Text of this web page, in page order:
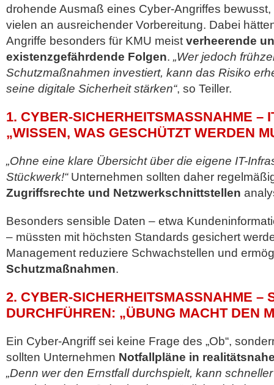
drohende Ausmaß eines Cyber-Angriffes
vielen an ausreichender Vorbereitung. Dabei
Angriffe besonders für KMU meist verheerende
existenzgefährdende Folgen. „Wer jedoch
Schutzmaßnahmen investiert, kann das Risiko
seine digitale Sicherheit stärken“, so Teiller.
1. CYBER-SICHERHEITSMASSNAHME –
WISSEN, WAS GESCHÜTZT WERDEN
„Ohne eine klare Übersicht über die eigene IT-
Stückwerk!“Unternehmen sollten daher
Zugriffsrechte und Netzwerkschnittstellen
Besonders sensible Daten – etwa
– müssten mit höchsten Standards gesichert
Management reduziere Schwachstellen und
Schutzmaßnahmen.
2. CYBER-SICHERHEITSMASSNAHME –
URCHFÜHREN: „ÜBUNG MACHT DEN
Ein Cyber-Angriff sei keine Frage des „Ob“,
sollten Unternehmen Notfallpläne in
„Denn wer den Ernstfall durchspielt, kann